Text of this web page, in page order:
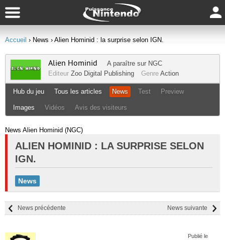
Accueil › News › Alien Hominid : la surprise selon IGN.
Alien Hominid A paraître sur NGC
Editeur Zoo Digital Publishing Genre Action
Hub du jeu Tous les articles News Test Preview
Images Vidéos Avis des visiteurs
News Alien Hominid (NGC)
ALIEN HOMINID : LA SURPRISE SELON
IGN.
News
News suivante
News précédente
Publié le